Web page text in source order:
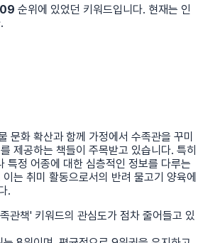
순위에 있었던 키워드입니다. 현재는 인
문화 확산과 함께 가정에서 수족관을 꾸미
제공하는 책들이 주목받고 있습니다. 특히
특정 어종에 대한 심층적인 정보를 다루는
는 취미 활동으로서의 반려 물고기 양육에
.
관책' 키워드의 관심도가 점차 줄어들고 있